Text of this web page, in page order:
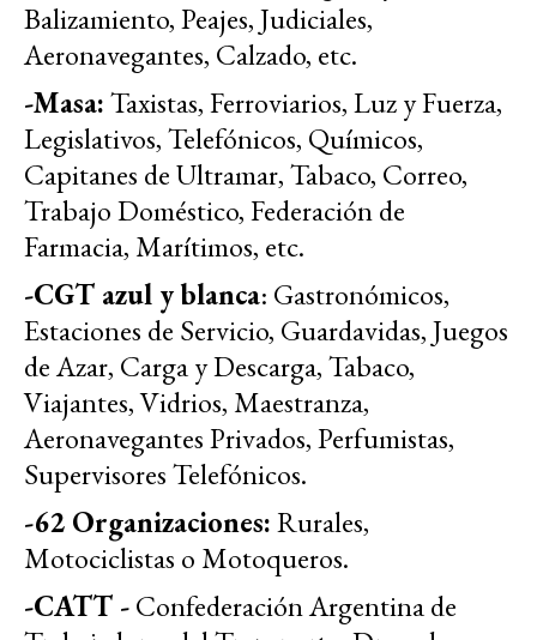
Balizamiento, Peajes, Judiciales,
Aeronavegantes, Calzado, etc.
-Masa:Taxistas, Ferroviarios, Luz y Fuerza,
Legislativos, Telefónicos, Químicos,
Capitanes de Ultramar, Tabaco, Correo,
Trabajo Doméstico, Federación de
Farmacia, Marítimos, etc.
-CGT azul y blanca: Gastronómicos,
Estaciones de Servicio, Guardavidas, Juegos
de Azar, Carga y Descarga, Tabaco,
Viajantes, Vidrios, Maestranza,
Aeronavegantes Privados, Perfumistas,
Supervisores Telefónicos.
-62 Organizaciones:Rurales,
Motociclistas o Motoqueros.
-CATT -Confederación Argentina de